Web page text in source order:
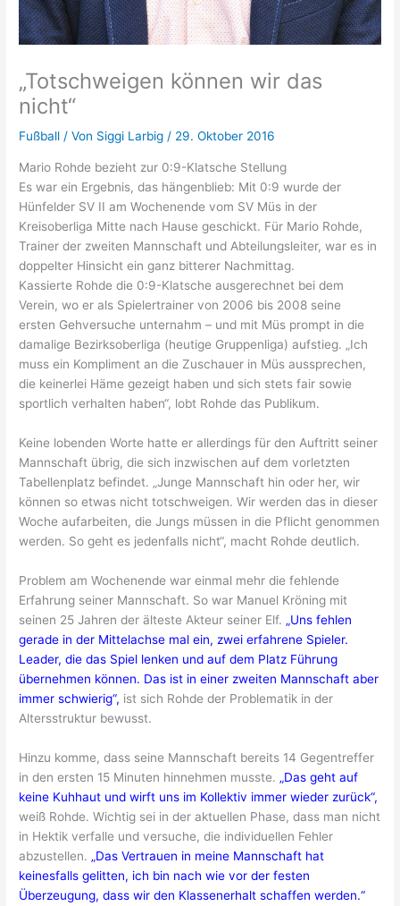
„Totschweigen können wir das
nicht“
Fußball / Von Siggi Larbig/ 29. Oktober 2016
Mario Rohde bezieht zur 0:9-Klatsche Stellung
Es war ein Ergebnis, das hängenblieb: Mit 0:9 wurde der
Hünfelder SV II am Wochenende vom SV Müs in der
Kreisoberliga Mitte nach Hause geschickt. Für Mario Rohde,
Trainer der zweiten Mannschaft und Abteilungsleiter, war es in
doppelter Hinsicht ein ganz bitterer Nachmittag.
Kassierte Rohde die 0:9-Klatsche ausgerechnet bei dem
Verein, wo er als Spielertrainer von 2006 bis 2008 seine
ersten Gehversuche unternahm – und mit Müs prompt in die
damalige Bezirksoberliga (heutige Gruppenliga) aufstieg. „Ich
muss ein Kompliment an die Zuschauer in Müs aussprechen,
die keinerlei Häme gezeigt haben und sich stets fair sowie
sportlich verhalten haben“, lobt Rohde das Publikum.
Keine lobenden Worte hatte er allerdings für den Auftritt seiner
Mannschaft übrig, die sich inzwischen auf dem vorletzten
Tabellenplatz befindet. „Junge Mannschaft hin oder her, wir
können so etwas nicht totschweigen. Wir werden das in dieser
Woche aufarbeiten, die Jungs müssen in die Pflicht genommen
werden. So geht es jedenfalls nicht“, macht Rohde deutlich.
Problem am Wochenende war einmal mehr die fehlende
Erfahrung seiner Mannschaft. So war Manuel Kröning mit
seinen 25 Jahren der älteste Akteur seiner Elf. „Uns fehlen
gerade in der Mittelachse mal ein, zwei erfahrene Spieler.
Leader, die das Spiel lenken und auf dem Platz Führung
übernehmen können. Das ist in einer zweiten Mannschaft aber
immer schwierig“, ist sich Rohde der Problematik in der
Altersstruktur bewusst.
Hinzu komme, dass seine Mannschaft bereits 14 Gegentreffer
in den ersten 15 Minuten hinnehmen musste. „Das geht auf
keine Kuhhaut und wirft uns im Kollektiv immer wieder zurück“,
weiß Rohde. Wichtig sei in der aktuellen Phase, dass man nicht
in Hektik verfalle und versuche, die individuellen Fehler
abzustellen. „Das Vertrauen in meine Mannschaft hat
keinesfalls gelitten, ich bin nach wie vor der festen
Überzeugung, dass wir den Klassenerhalt schaffen werden.“